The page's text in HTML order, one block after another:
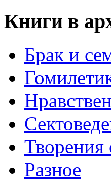
Книги в
Брак и
Творения
Разное